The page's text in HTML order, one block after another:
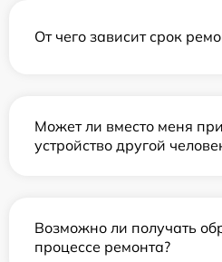
От чего зависит срок
Может ли вместо меня
устройство другой
Возможно ли получать
процессе ремонта?